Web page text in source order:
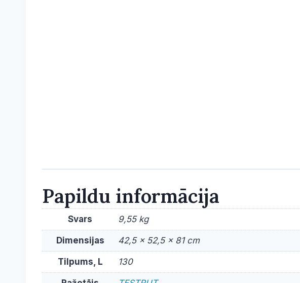
Papildu informācija
Svars 9,55 kg
Dimensijas 42,5 × 52,5 × 81 cm
Tilpums, L 130